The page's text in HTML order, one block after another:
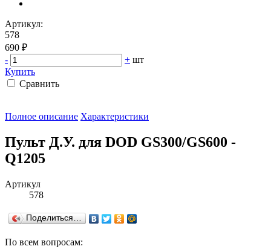
Артикул:
578
690 ₽
-
+ шт
Купить
Сравнить
Полное описание Характеристики
Пульт Д.У. для DOD GS300/GS600 -
Q1205
Артикул
578
Поделиться…
По всем вопросам: